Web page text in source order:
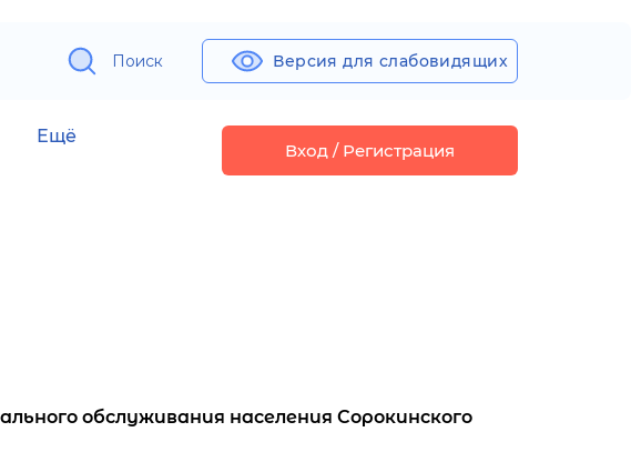
Поиск Версия для слабовидящих
Ещё
Вход / Регистрация
обслуживания населения Сорокинского